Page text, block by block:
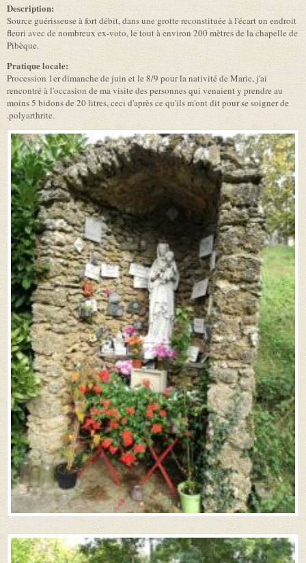
Description:
Source guérisseuse à fort débit, dans une grotte reconstituée à l'écart un endroit
fleuri avec de nombreux ex-voto, le tout à environ 200 mètres de la chapelle de
Pibèque.
Pratique locale:
Procession 1er dimanche de juin et le 8/9 pour la nativité de Marie, j'ai
rencontré à l'occasion de ma visite des personnes qui venaient y prendre au
moins 5 bidons de 20 litres, ceci d'après ce qu'ils m'ont dit pour se soigner de
.polyarthrite.